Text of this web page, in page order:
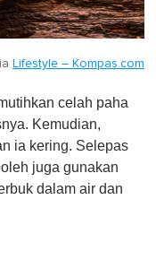
Lifestyle – Kompas.com
celah paha
Kemudian,
ia kering. Selepas
juga gunakan
dalam air dan